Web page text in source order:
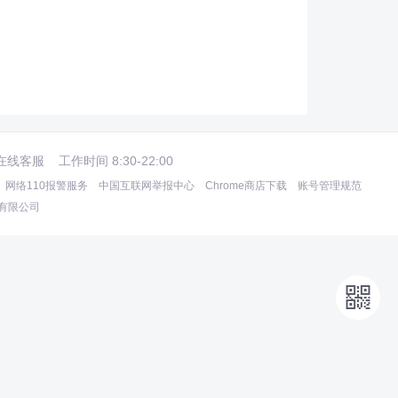

线客服 工作时间 8:30-22:00
网络110报警服务 中国互联网举报中心 Chrome商店下载
账号管理规范
限公司